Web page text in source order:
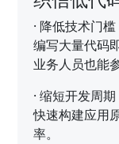
·降低技术门
编写大量代码
业务人员也能
·缩短开发周
快速构建应用
率。